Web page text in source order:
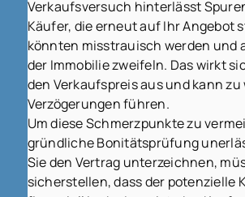
Verkaufsversuch hinterlässt
Käufer, die erneut auf Ihr Angebot
könnten misstrauisch werden und
der Immobilie zweifeln. Das wirkt
den Verkaufspreis aus und kann
Verzögerungen führen.
Um diese Schmerzpunkte zu
gründliche Bonitätsprüfung
Sie den Vertrag unterzeichnen,
sicherstellen, dass der potenzielle